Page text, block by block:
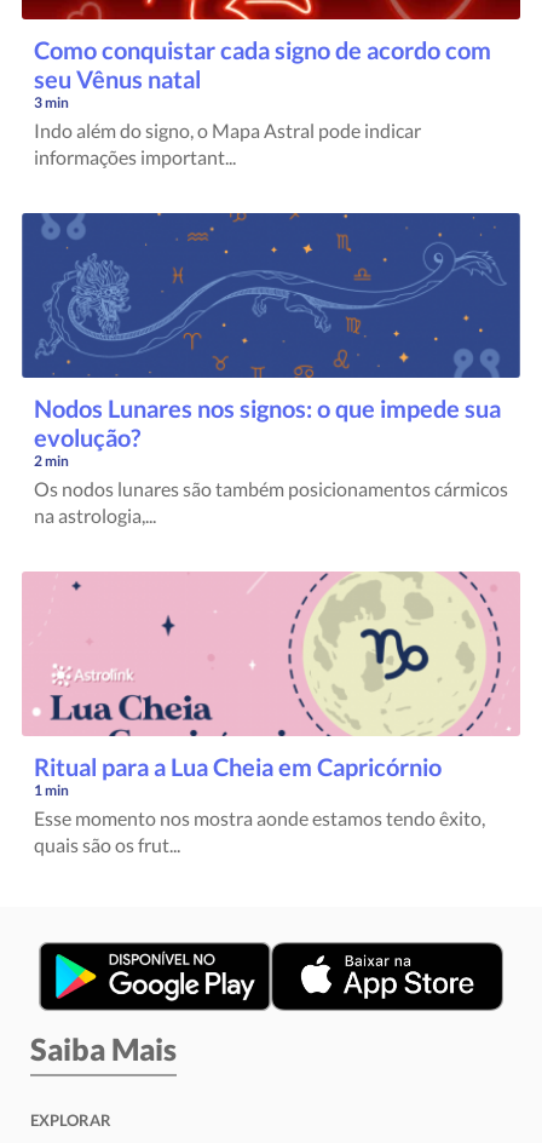
Como conquistar cada signo de acordo com
seu Vênus natal
3 min
Indo além do signo, o Mapa Astral pode indicar
informações important...
Nodos Lunares nos signos: o que impede sua
evolução?
2 min
Os nodos lunares são também posicionamentos cármicos
na astrologia,...
Ritual para a Lua Cheia em Capricórnio
1 min
Esse momento nos mostra aonde estamos tendo êxito,
quais são os frut...
Saiba Mais
EXPLORAR